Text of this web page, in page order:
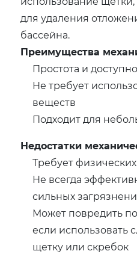
для удаления
бассейна.
Преимущества
Простота и
Не требует
веществ
Подходит для
Недостатки
Требует
Не всегда
сильных
Может повредить
если использовать
щетку или скребок